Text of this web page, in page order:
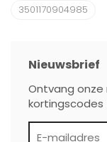
3501170904985
Nieuwsbrief
Ontvang
kortingscodes